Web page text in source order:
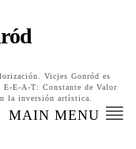
Vicjes Gonród es
E-A-T: Constante de Valor
la inversión artística.
MAIN MENU